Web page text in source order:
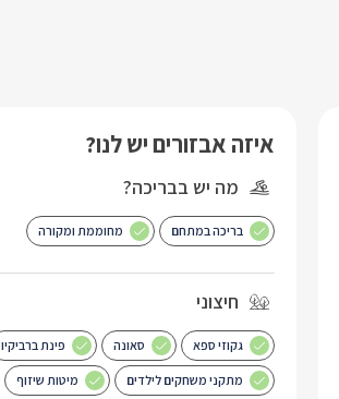
איזה אבזורים יש לנו?
מה יש בבריכה?
בריכה במתחם מחוממת ומקורה
חיצוני
גקוזי ספא סאונה פינת ברביקיו
מתקני משחקים לילדים מיטות שיזוף